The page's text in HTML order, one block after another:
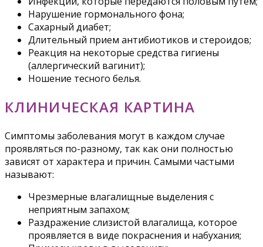
Нарушение гормонального фона;
Сахарный диабет;
Длительный прием антибиотиков и стероидов;
Реакция на некоторые средства гигиены
(аллергический вагинит);
Ношение тесного белья.
КЛИНИЧЕСКАЯ КАРТИНА
Симптомы заболевания могут в каждом случае
проявляться по-разному, так как они полностью
зависят от характера и причин. Самыми частыми
называют:
Чрезмерные влагалищные выделения с
неприятным запахом;
Раздражение слизистой влагалища, которое
проявляется в виде покраснения и набухания;